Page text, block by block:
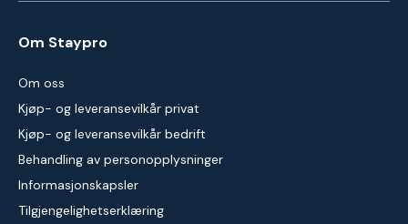
Om Staypro
Om oss
Kjøp- og leveransevilkår privat
Kjøp- og leveransevilkår bedrift
Behandling av personopplysninger
Informasjonskapsler
Tilgjengelighetserklæring